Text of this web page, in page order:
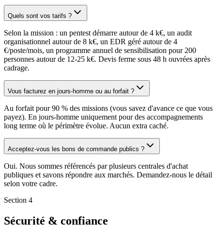
Quels sont vos tarifs ?
Selon la mission : un pentest démarre autour de 4 k€, un audit
organisationnel autour de 8 k€, un EDR géré autour de 4
€/poste/mois, un programme annuel de sensibilisation pour 200
personnes autour de 12-25 k€. Devis ferme sous 48 h ouvrées après
cadrage.
Vous facturez en jours-homme ou au forfait ?
Au forfait pour 90 % des missions (vous savez d'avance ce que vous
payez). En jours-homme uniquement pour des accompagnements
long terme où le périmètre évolue. Aucun extra caché.
Acceptez-vous les bons de commande publics ?
Oui. Nous sommes référencés par plusieurs centrales d'achat
publiques et savons répondre aux marchés. Demandez-nous le détail
selon votre cadre.
Section 4
Sécurité & confiance